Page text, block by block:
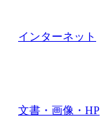
インターネット
文書・画像・HP